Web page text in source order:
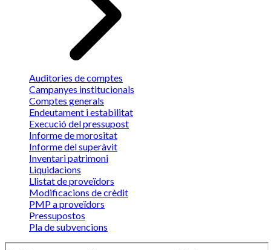
Auditories de comptes
Campanyes institucionals
Comptes generals
Endeutament i estabilitat
Execució del pressupost
Informe de morositat
Informe del superàvit
Inventari patrimoni
Liquidacions
Llistat de proveïdors
Modificacions de crèdit
PMP a proveïdors
Pressupostos
Pla de subvencions